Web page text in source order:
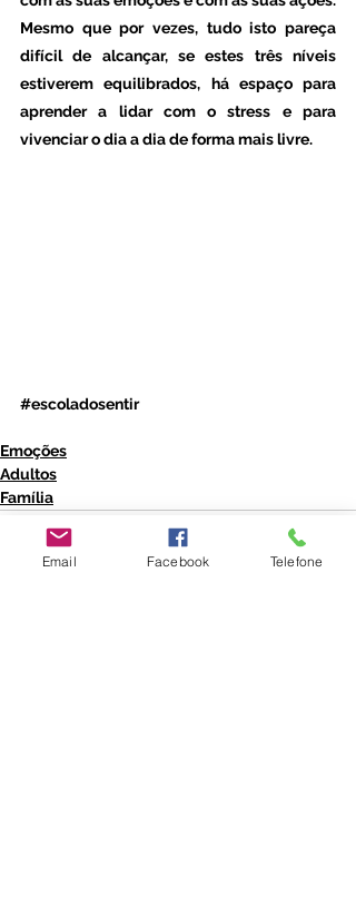
Mesmo que por vezes, tudo isto pareça
difícil de alcançar, se estes três níveis
estiverem equilibrados, há espaço para
aprender a lidar com o stress e para
vivenciar o dia a dia de forma mais livre.
#escoladosentir
Emoções
Adultos
Família
Email Facebook Telefone